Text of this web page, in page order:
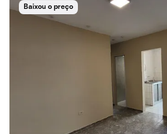
Baixou o preço